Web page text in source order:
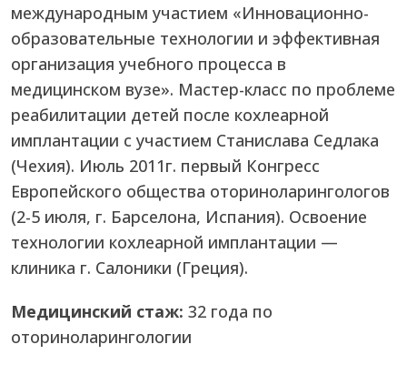
международным участием «Инновационно-
образовательные технологии и эффективная
организация учебного процесса в
медицинском вузе». Мастер-класс по проблеме
реабилитации детей после кохлеарной
имплантации с участием Станислава Седлака
(Чехия). Июль 2011г. первый Конгресс
Европейского общества оториноларингологов
(2-5 июля, г. Барселона, Испания). Освоение
технологии кохлеарной имплантации —
клиника г. Салоники (Греция).
Медицинский стаж: 32 года по
оториноларингологии